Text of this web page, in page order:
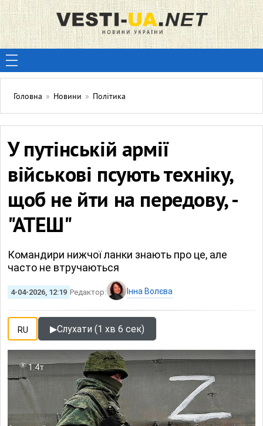
Головна » Новини » Політика
У путінській армії
військові псують техніку,
щоб не йти на передову, -
"АТЕШ"
Командири нижчої ланки знають про це, але
часто не втручаються
4-04-2026, 12:19 Редактор: Інна Волєва
RU ▶Слухати (1 хв 6 сек)
1.4т